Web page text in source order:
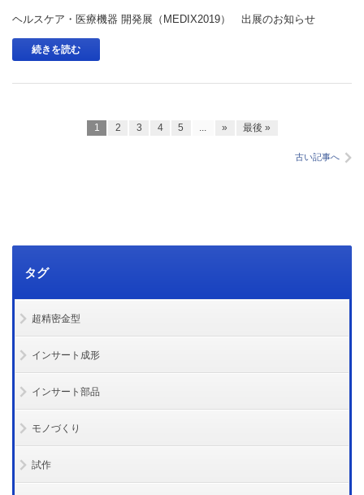
ヘルスケア・医療機器 開発展（MEDIX2019） 出展のお知らせ
続きを読む
1 2 3 4 5 ... » 最後 »
古い記事へ
タグ
超精密金型
インサート成形
インサート部品
モノづくり
試作